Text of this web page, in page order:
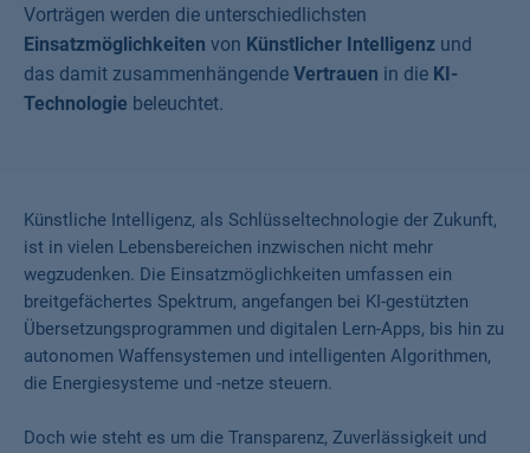
Vorträgen werden die unterschiedlichsten
Einsatzmöglichkeiten von Künstlicher Intelligenz und
das damit zusammenhängende Vertrauen in die KI-
Technologie beleuchtet.
Künstliche Intelligenz, als Schlüsseltechnologie der Zukunft,
ist in vielen Lebensbereichen inzwischen nicht mehr
wegzudenken. Die Einsatzmöglichkeiten umfassen ein
breitgefächertes Spektrum, angefangen bei KI-gestützten
Übersetzungsprogrammen und digitalen Lern-Apps, bis hin zu
autonomen Waffensystemen und intelligenten Algorithmen,
die Energiesysteme und -netze steuern.
Doch wie steht es um die Transparenz, Zuverlässigkeit und